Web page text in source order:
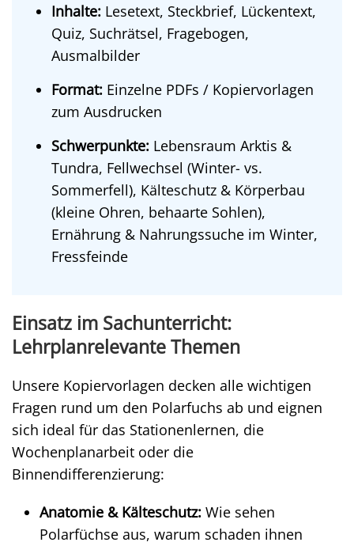
Inhalte: Lesetext, Steckbrief, Lückentext,
Quiz, Suchrätsel, Fragebogen,
Ausmalbilder
Format: Einzelne PDFs / Kopiervorlagen
zum Ausdrucken
Schwerpunkte: Lebensraum Arktis &
Tundra, Fellwechsel (Winter- vs.
Sommerfell), Kälteschutz & Körperbau
(kleine Ohren, behaarte Sohlen),
Ernährung & Nahrungssuche im Winter,
Fressfeinde
Einsatz im Sachunterricht:
Lehrplanrelevante Themen
Unsere Kopiervorlagen decken alle wichtigen
Fragen rund um den Polarfuchs ab und eignen
sich ideal für das Stationenlernen, die
Wochenplanarbeit oder die
Binnendifferenzierung:
Anatomie & Kälteschutz: Wie sehen
Polarfüchse aus, warum schaden ihnen